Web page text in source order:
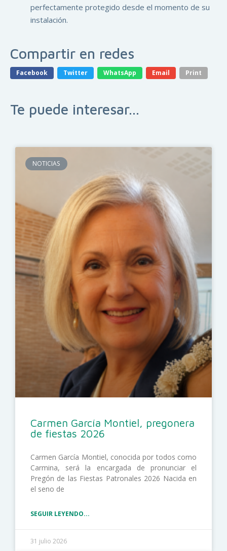
perfectamente protegido desde el momento de su
instalación.
Compartir en redes
Facebook Twitter WhatsApp Email Print
Te puede interesar...
NOTICIAS
Carmen García Montiel, pregonera
de fiestas 2026
Carmen García Montiel, conocida por todos como
Carmina, será la encargada de pronunciar el
Pregón de las Fiestas Patronales 2026 Nacida en
el seno de
SEGUIR LEYENDO...
31 julio 2026